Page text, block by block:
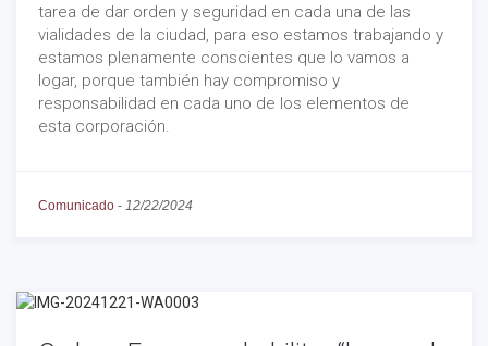
tarea de dar orden y seguridad en cada una de las
vialidades de la ciudad, para eso estamos trabajando y
estamos plenamente conscientes que lo vamos a
logar, porque también hay compromiso y
responsabilidad en cada uno de los elementos de
esta corporación.
Comunicado - 12/22/2024